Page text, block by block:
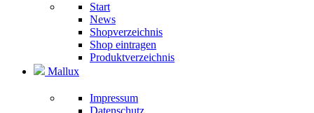
Start
News
Shopverzeichnis
Shop eintragen
Produktverzeichnis
Mallux
Impressum
Datenschutz